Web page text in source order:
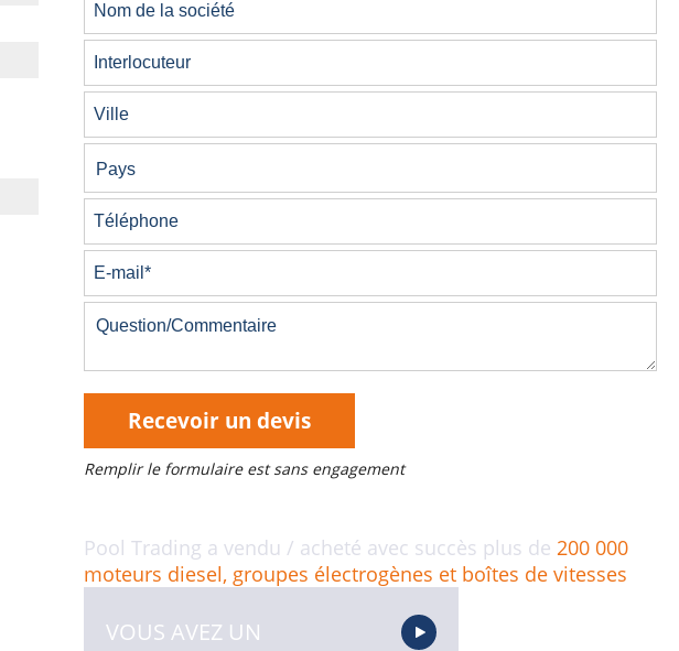
Recevoir un devis
Remplir le formulaire est sans engagement
Pool Trading a vendu / acheté avec succès plus de 200 000
moteurs diesel, groupes électrogènes et boîtes de vitesses
VOUS AVEZ UN